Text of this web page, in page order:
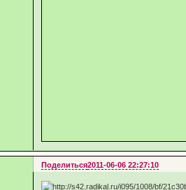
Поделиться2011-06-06 22:27:10